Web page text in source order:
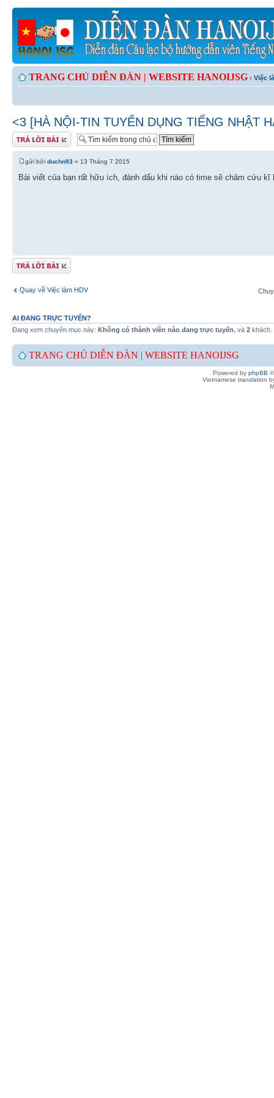
TRANG CHỦ DIỄN ĐÀN | WEBSITE HANOIJSG ‹ Việc
<3 [HÀ NỘI-TIN TUYỂN DỤNG TIẾNG NHẬT
Gửi bài trả lời
gửi bởi duchn93 » 13 Tháng 7 2015
Bài viết của bạn rất hữu ích, đánh dấu khi nào có time sẽ châm cứu kĩ
Gửi bài trả lời
Quay về Việc làm HDV
AI ĐANG TRỰC TUYẾN?
Đang xem chuyên mục này: Không có thành viên nào đang trực tuyến. và 2 khách.
TRANG CHỦ DIỄN ĐÀN | WEBSITE HANOIJSG
Powered by phpBB
Vietnamese translation